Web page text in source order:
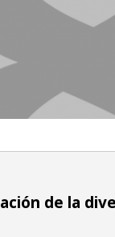
de la